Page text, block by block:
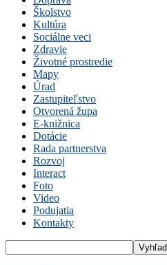
Školstvo
Kultúra
Sociálne veci
Zdravie
Životné prostredie
Mapy
Úrad
Zastupiteľstvo
Otvorená župa
E-knižnica
Dotácie
Rada partnerstva
Rozvoj
Interact
Foto
Video
Podujatia
Kontakty